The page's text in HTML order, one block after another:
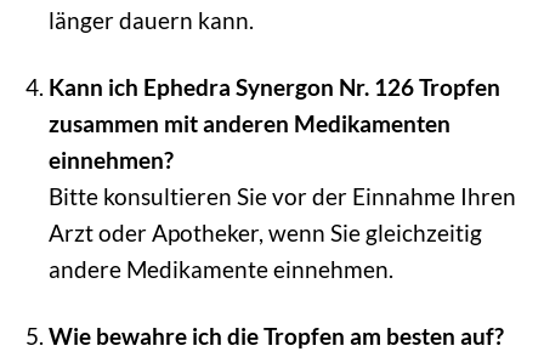
länger dauern kann.
Kann ich Ephedra Synergon Nr. 126 Tropfen
zusammen mit anderen Medikamenten
einnehmen?
Bitte konsultieren Sie vor der Einnahme Ihren
Arzt oder Apotheker, wenn Sie gleichzeitig
andere Medikamente einnehmen.
Wie bewahre ich die Tropfen am besten auf?